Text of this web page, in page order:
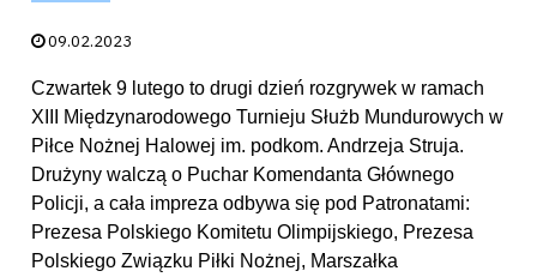
Data publikacji:
09.02.2023
Czwartek 9 lutego to drugi dzień rozgrywek w ramach
XIII Międzynarodowego Turnieju Służb Mundurowych w
Piłce Nożnej Halowej im. podkom. Andrzeja Struja.
Drużyny walczą o Puchar Komendanta Głównego
Policji, a cała impreza odbywa się pod Patronatami:
Prezesa Polskiego Komitetu Olimpijskiego, Prezesa
Polskiego Związku Piłki Nożnej, Marszałka